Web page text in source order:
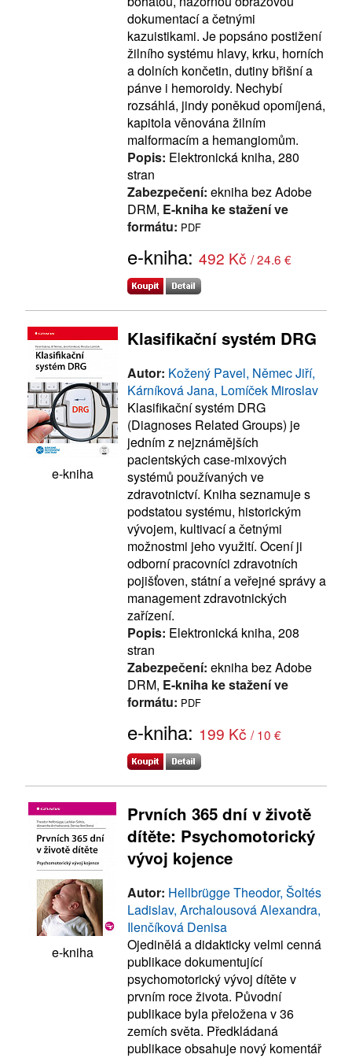
dokumentací a četnými
kazuistikami. Je popsáno postižení
žilního systému hlavy, krku, horních
a dolních končetin, dutiny břišní a
pánve i hemoroidy. Nechybí
rozsáhlá, jindy poněkud opomíjená,
kapitola věnována žilním
malformacím a hemangiomům.
Popis: Elektronická kniha, 280
stran
Zabezpečení: ekniha bez Adobe
DRM, E-kniha ke stažení ve
formátu: PDF
e-kniha: 492 Kč / 24.6 €
e-kniha
Klasifikační systém DRG
Autor: Kožený Pavel, Němec Jiří,
Kárníková Jana, Lomíček Miroslav
Klasifikační systém DRG
(Diagnoses Related Groups) je
jedním z nejznámějších
pacientských case-mixových
systémů používaných ve
zdravotnictví. Kniha seznamuje s
podstatou systému, historickým
vývojem, kultivací a četnými
možnostmi jeho využití. Ocení ji
odborní pracovníci zdravotních
pojišťoven, státní a veřejné správy a
management zdravotnických
zařízení.
Popis: Elektronická kniha, 208
stran
Zabezpečení: ekniha bez Adobe
DRM, E-kniha ke stažení ve
formátu: PDF
e-kniha: 199 Kč / 10 €
e-kniha
Prvních 365 dní v životě
dítěte: Psychomotorický
vývoj kojence
Autor: Hellbrügge Theodor, Šoltés
Ladislav, Archalousová Alexandra,
Ilenčíková Denisa
Ojedinělá a didakticky velmi cenná
publikace dokumentující
psychomotorický vývoj dítěte v
prvním roce života. Původní
publikace byla přeložena v 36
zemích světa. Předkládaná
publikace obsahuje nový komentář